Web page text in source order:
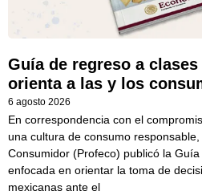
Guía de regreso a
orienta a las y los
6 agosto 2026
En correspondencia con el
una cultura de consumo
Consumidor (Profeco) publicó la
enfocada en orientar la toma de
mexicanas ante el